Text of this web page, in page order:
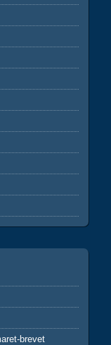
brevet